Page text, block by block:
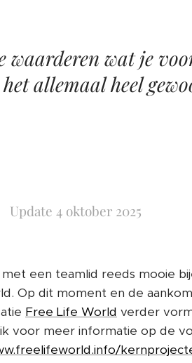
waarderen wat je
allemaal heel
Update 4 oktober 2025
een teamlid reeds mooie
Op dit moment en de
Free Life World verder
voor meer informatie op de